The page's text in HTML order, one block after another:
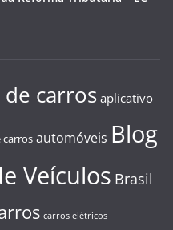
carros aplicativo
carros automóveis Blog
Veículos Brasil
carros elétricos